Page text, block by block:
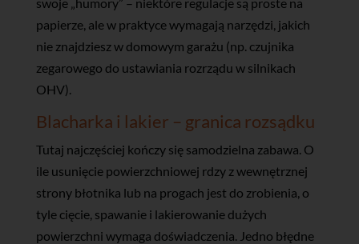
papierze, ale w praktyce wymagają narzędzi, jakich
nie znajdziesz w domowym garażu (np. czujnika
zegarowego do ustawiania rozrządu w silnikach
OHV).
Blacharka i lakier – granica rozsądku
Tutaj najczęściej kończy się samodzielna zabawa. O
ile usunięcie powierzchniowej rdzy z wewnętrznej
strony błotnika lub na progach jest do zrobienia, o
tyle cięcie, spawanie i lakierowanie dużych
powierzchni wymaga doświadczenia. Jedno błędne